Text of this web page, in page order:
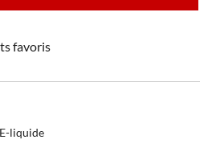
favoris
E-liquide